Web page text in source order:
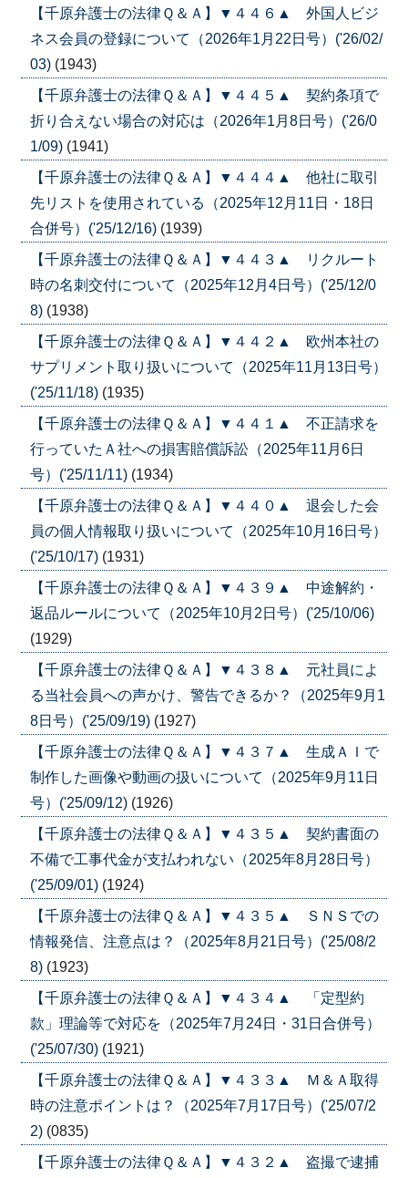
【千原弁護士の法律Ｑ＆Ａ】▼４４６▲ 外国人ビジ
ネス会員の登録について（2026年1月22日号）('26/02/
03) (1943)
【千原弁護士の法律Ｑ＆Ａ】▼４４５▲ 契約条項で
折り合えない場合の対応は（2026年1月8日号）('26/0
1/09) (1941)
【千原弁護士の法律Ｑ＆Ａ】▼４４４▲ 他社に取引
先リストを使用されている（2025年12月11日・18日
合併号）('25/12/16) (1939)
【千原弁護士の法律Ｑ＆Ａ】▼４４３▲ リクルート
時の名刺交付について（2025年12月4日号）('25/12/0
8) (1938)
【千原弁護士の法律Ｑ＆Ａ】▼４４２▲ 欧州本社の
サプリメント取り扱いについて（2025年11月13日号）
('25/11/18) (1935)
【千原弁護士の法律Ｑ＆Ａ】▼４４１▲ 不正請求を
行っていたＡ社への損害賠償訴訟（2025年11月6日
号）('25/11/11) (1934)
【千原弁護士の法律Ｑ＆Ａ】▼４４０▲ 退会した会
員の個人情報取り扱いについて（2025年10月16日号）
('25/10/17) (1931)
【千原弁護士の法律Ｑ＆Ａ】▼４３９▲ 中途解約・
返品ルールについて（2025年10月2日号）('25/10/06)
(1929)
【千原弁護士の法律Ｑ＆Ａ】▼４３８▲ 元社員によ
る当社会員への声かけ、警告できるか？（2025年9月1
8日号）('25/09/19) (1927)
【千原弁護士の法律Ｑ＆Ａ】▼４３７▲ 生成ＡＩで
制作した画像や動画の扱いについて（2025年9月11日
号）('25/09/12) (1926)
【千原弁護士の法律Ｑ＆Ａ】▼４３５▲ 契約書面の
不備で工事代金が支払われない（2025年8月28日号）
('25/09/01) (1924)
【千原弁護士の法律Ｑ＆Ａ】▼４３５▲ ＳＮＳでの
情報発信、注意点は？（2025年8月21日号）('25/08/2
8) (1923)
【千原弁護士の法律Ｑ＆Ａ】▼４３４▲ 「定型約
款」理論等で対応を（2025年7月24日・31日合併号）
('25/07/30) (1921)
【千原弁護士の法律Ｑ＆Ａ】▼４３３▲ Ｍ＆Ａ取得
時の注意ポイントは？（2025年7月17日号）('25/07/2
2) (0835)
【千原弁護士の法律Ｑ＆Ａ】▼４３２▲ 盗撮で逮捕